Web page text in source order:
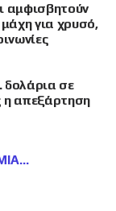
αμφισβητούν
για χρυσό,
δολάρια σε
η απεξάρτηση